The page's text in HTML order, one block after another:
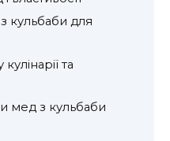
кульбаби для
та
мед з кульбаби